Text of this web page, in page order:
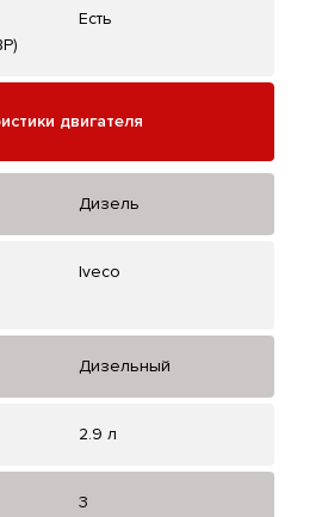
Есть
двигателя
Дизель
Iveco
Дизельный
2.9 л
3